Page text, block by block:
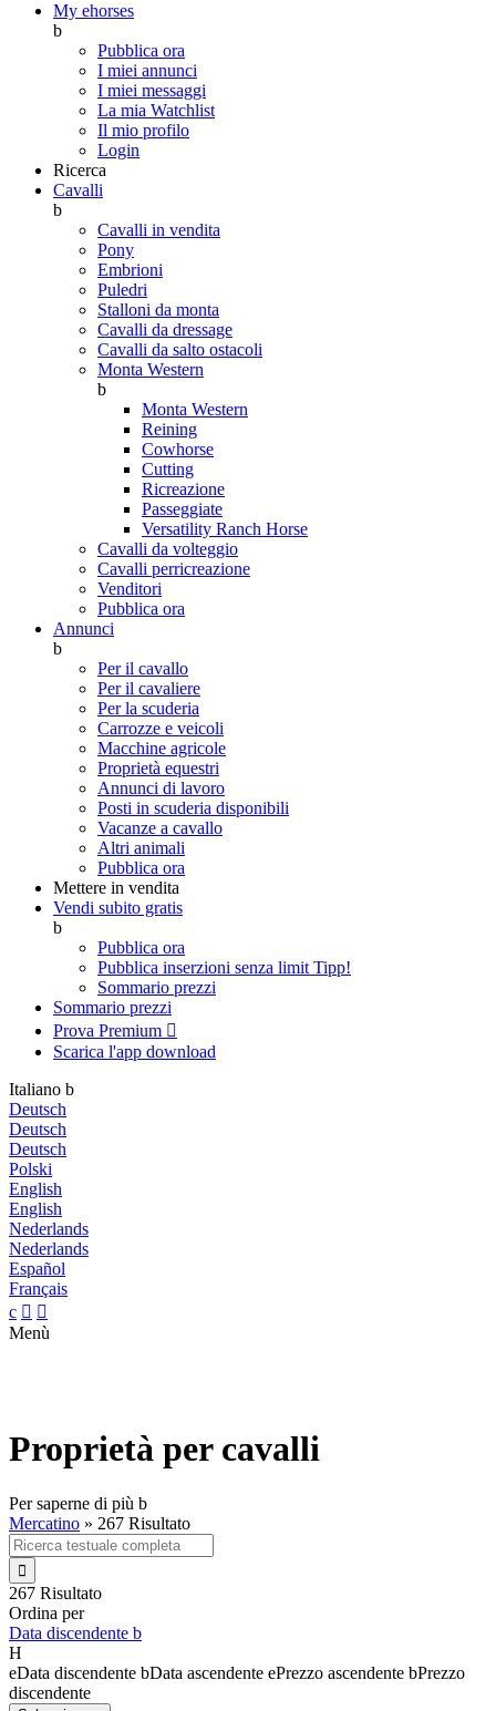
My ehorses
b
Pubblica ora
I miei annunci
I miei messaggi
La mia Watchlist
Il mio profilo
Login
Ricerca
Cavalli
b
Cavalli in vendita
Pony
Embrioni
Puledri
Stalloni da monta
Cavalli da dressage
Cavalli da salto ostacoli
Monta Western
b
Monta Western
Reining
Cowhorse
Cutting
Ricreazione
Passeggiate
Versatility Ranch Horse
Cavalli da volteggio
Cavalli perricreazione
Venditori
Pubblica ora
Annunci
b
Per il cavallo
Per il cavaliere
Per la scuderia
Carrozze e veicoli
Macchine agricole
Proprietà equestri
Annunci di lavoro
Posti in scuderia disponibili
Vacanze a cavallo
Altri animali
Pubblica ora
Mettere in vendita
Vendi subito gratis
b
Pubblica ora
Pubblica inserzioni senza limit Tipp!
Sommario prezzi
Sommario prezzi
Prova Premium 
Scarica l'app download
Italiano b
Deutsch
Deutsch
Deutsch
Polski
English
English
Nederlands
Nederlands
Español
Français
c  
Menù
Proprietà per cavalli
Per saperne di più b
Mercatino » 267 Risultato

267 Risultato
Ordina per
Data discendente b
H
eData discendente bData ascendente ePrezzo ascendente bPrezzo
discendente